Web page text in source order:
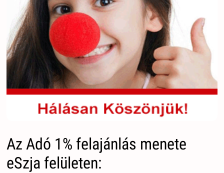
Az Adó 1% felajánlás menete
eSzja felületen: